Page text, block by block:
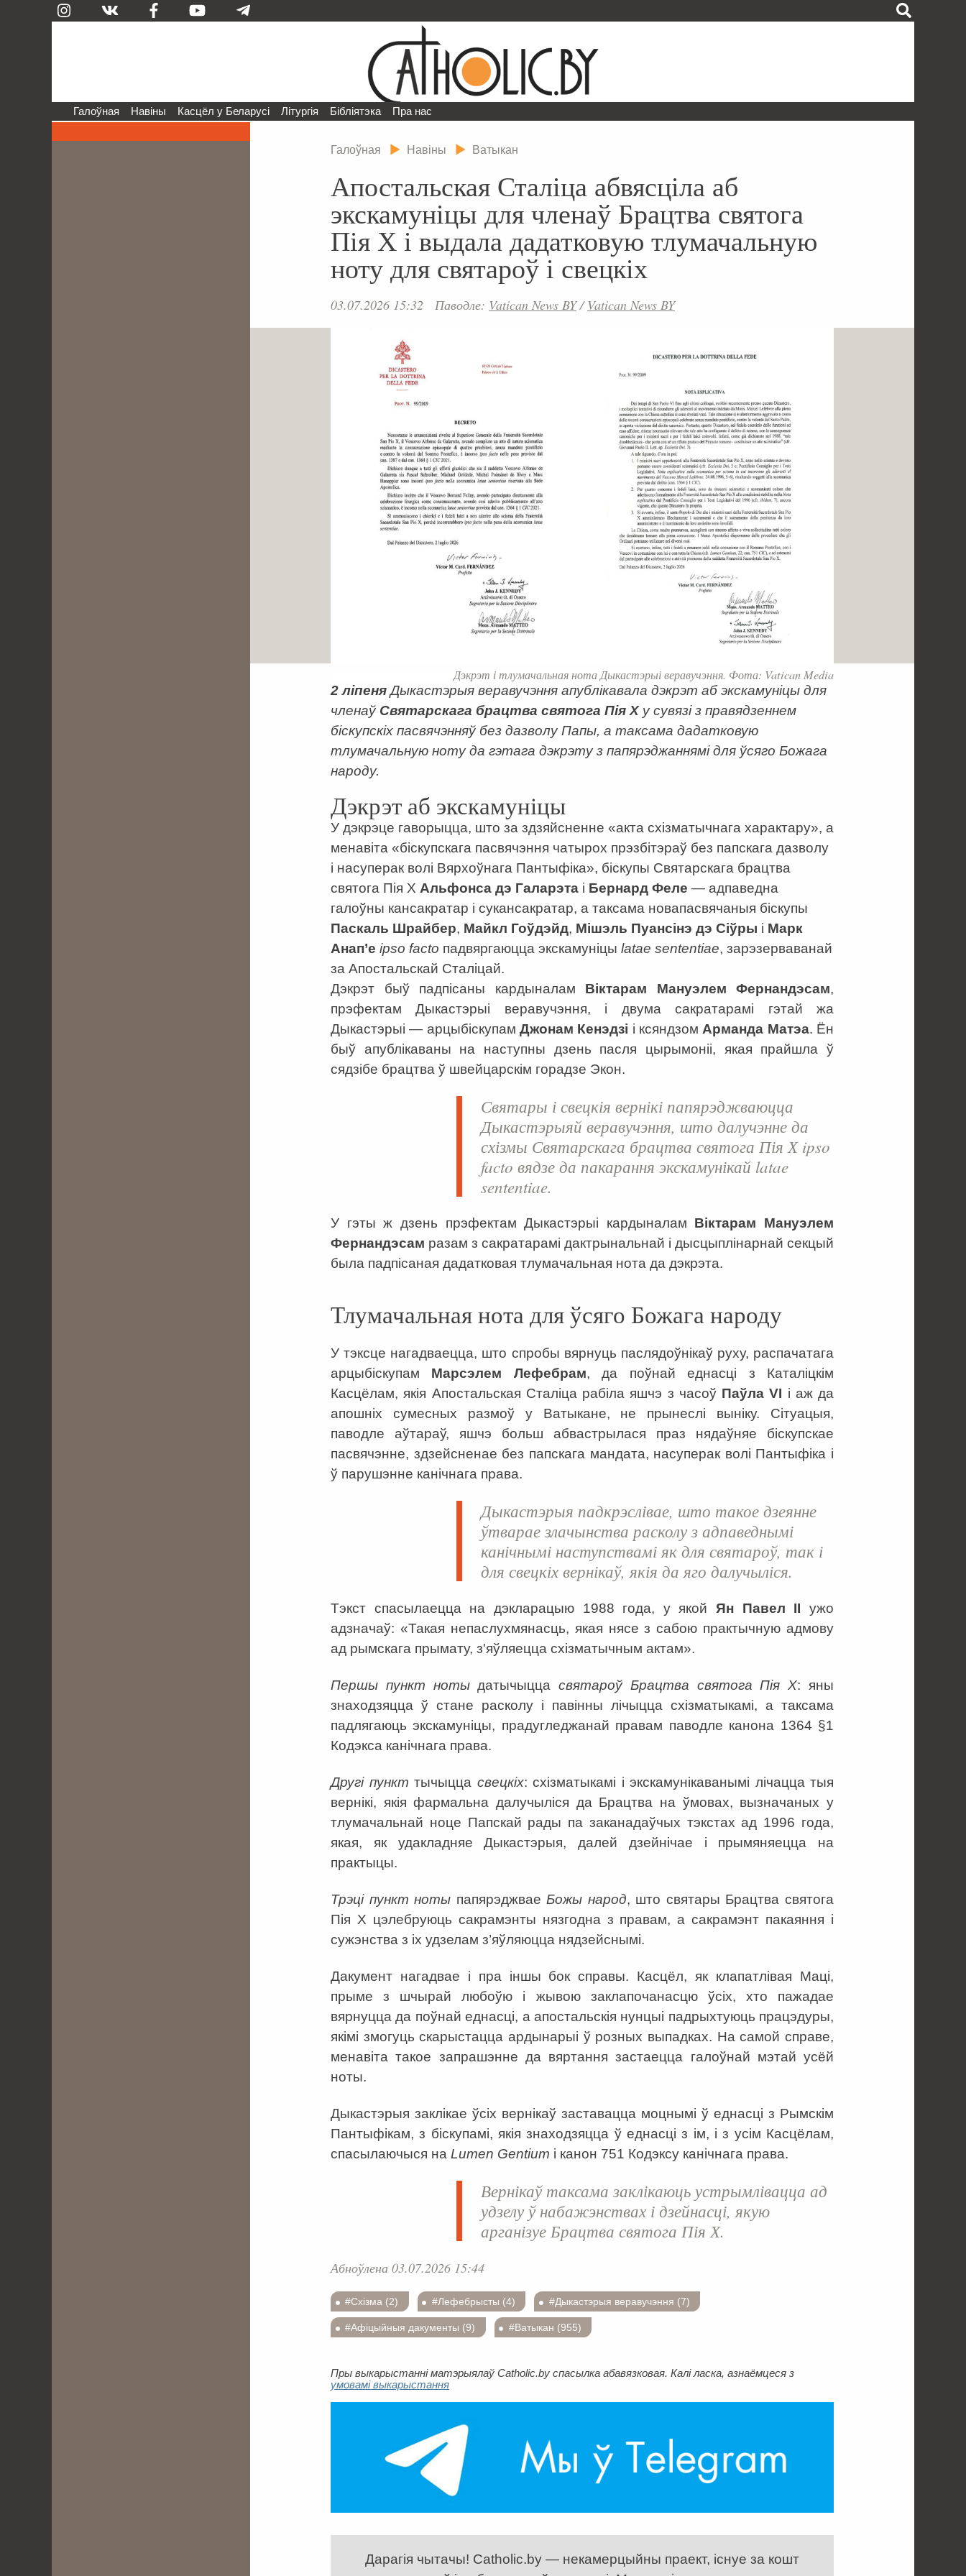
Галоўная Навіны Касцёл у Беларусі Літургія Бібліятэка Пра нас
Галоўная Навіны Ватыкан
Апостальская Сталіца абвясціла аб
экскамуніцы для членаў Брацтва святога
Пія Х і выдала дадатковую тлумачальную
ноту для святароў і свецкіх
03.07.2026 15:32 Паводле: Vatican News BY/Vatican News BY
Дэкрэт і тлумачальная нота Дыкастэрыі веравучэння. Фота: Vatican Media
2 ліпеняДыкастэрыя веравучэння апублікавала дэкрэт аб экскамуніцы для
членаў Святарскага брацтва святога Пія Х у сувязі з правядзеннем
біскупскіх пасвячэнняў без дазволу Папы, а таксама дадатковую
тлумачальную ноту да гэтага дэкрэту з папярэджаннямі для ўсяго Божага
народу.
Дэкрэт аб экскамуніцы
У дэкрэце гаворыцца, што за здзяйсненне «акта схізматычнага характару», а
менавіта «біскупскага пасвячэння чатырох прэзбітэраў без папскага дазволу
і насуперак волі Вярхоўнага Пантыфіка», біскупы Святарскага брацтва
святога Пія Х Альфонса дэ Галарэта і Бернард Феле — адпаведна
галоўны кансакратар і сукансакратар, а таксама новапасвячаныя біскупы
Паскаль Шрайбер, Майкл Гоўдэйд, Мішэль Пуансінэ дэ Сіўры і Марк
Анап’е ipso facto падвяргаюцца экскамуніцы latae sententiae, зарэзерваванай
за Апостальскай Сталіцай.
Дэкрэт быў падпісаны кардыналам Віктарам Мануэлем Фернандэсам,
прэфектам Дыкастэрыі веравучэння, і двума сакратарамі гэтай жа
Дыкастэрыі — арцыбіскупам Джонам Кенэдзі і ксяндзом Арманда Матэа. Ён
быў апублікаваны на наступны дзень пасля цырымоніі, якая прайшла ў
сядзібе брацтва ў швейцарскім горадзе Экон.
Святары і свецкія вернікі папярэджваюцца
Дыкастэрыяй веравучэння, што далучэнне да
схізмы Святарскага брацтва святога Пія Х ipso
facto вядзе да пакарання экскамунікай latae
sententiae.
У гэты ж дзень прэфектам Дыкастэрыі кардыналам Віктарам Мануэлем
Фернандэсам разам з сакратарамі дактрынальнай і дысцыплінарнай секцый
была падпісаная дадатковая тлумачальная нота да дэкрэта.
Тлумачальная нота для ўсяго Божага народу
У тэксце нагадваецца, што спробы вярнуць паслядоўнікаў руху, распачатага
арцыбіскупам Марсэлем Лефебрам, да поўнай еднасці з Каталіцкім
Касцёлам, якія Апостальская Сталіца рабіла яшчэ з часоў Паўла VI і аж да
апошніх сумесных размоў у Ватыкане, не прынеслі выніку. Сітуацыя,
паводле аўтараў, яшчэ больш абвастрылася праз нядаўняе біскупскае
пасвячэнне, здзейсненае без папскага мандата, насуперак волі Пантыфіка і
ў парушэнне канічнага права.
Дыкастэрыя падкрэслівае, што такое дзеянне
ўтварае злачынства расколу з адпаведнымі
канічнымі наступствамі як для святароў, так і
для свецкіх вернікаў, якія да яго далучыліся.
Тэкст спасылаецца на дэкларацыю 1988 года, у якой Ян Павел ІІ ужо
адзначаў: «Такая непаслухмянасць, якая нясе з сабою практычную адмову
ад рымскага прымату, з'яўляецца схізматычным актам».
Першы пункт нотыдатычыццасвятароў Брацтва святога Пія Х: яны
знаходзяцца ў стане расколу і павінны лічыцца схізматыкамі, а таксама
падлягаюць экскамуніцы, прадугледжанай правам паводле канона 1364 §1
Кодэкса канічнага права.
Другі пункт тычыцца свецкіх: схізматыкамі і экскамунікаванымі лічацца тыя
вернікі, якія фармальна далучыліся да Брацтва на ўмовах, вызначаных у
тлумачальнай ноце Папскай рады па заканадаўчых тэкстах ад 1996 года,
якая, як удакладняе Дыкастэрыя, далей дзейнічае і прымяняецца на
практыцы.
Трэці пункт ноты папярэджваеБожы народ, што святары Брацтва святога
Пія Х цэлебруюць сакрамэнты нязгодна з правам, а сакрамэнт пакаяння і
сужэнства з іх удзелам з’яўляюцца нядзейснымі.
Дакумент нагадвае і пра іншы бок справы. Касцёл, як клапатлівая Маці,
прыме з шчырай любоўю і жывою заклапочанасцю ўсіх, хто пажадае
вярнуцца да поўнай еднасці, а апостальскія нунцыі падрыхтуюць працэдуры,
якімі змогуць скарыстацца ардынарыі ў розных выпадках. На самой справе,
менавіта такое запрашэнне да вяртання застаецца галоўнай мэтай усёй
ноты.
Дыкастэрыя заклікае ўсіх вернікаў заставацца моцнымі ў еднасці з Рымскім
Пантыфікам, з біскупамі, якія знаходзяцца ў еднасці з ім, і з усім Касцёлам,
спасылаючыся на Lumen Gentium і канон 751 Кодэксу канічнага права.
Вернікаў таксама заклікаюць устрымлівацца ад
удзелу ў набажэнствах і дзейнасці, якую
арганізуе Брацтва святога Пія Х.
Абноўлена 03.07.2026 15:44
#Схізма (2) #Лефебрысты (4) #Дыкастэрыя веравучэння (7)
#Афіцыйныя дакументы (9) #Ватыкан (955)
Пры выкарыстанні матэрыялаў Catholic.by спасылка абавязковая. Калі ласка, азнаёмцеся з
умовамі выкарыстання
Дарагія чытачы! Catholic.by — некамерцыйны праект, існуе за кошт